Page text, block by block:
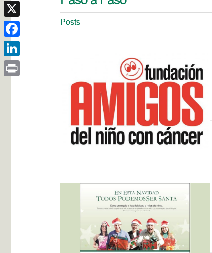
Posts
X
Facebook
LinkedIn